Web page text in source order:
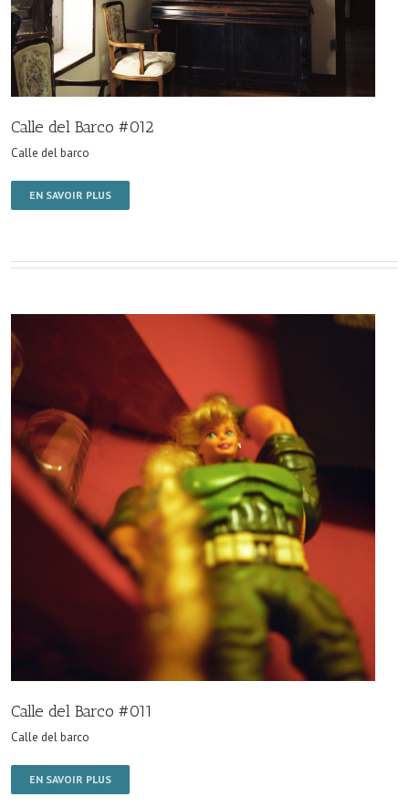
Calle del Barco #012
Calle del barco
EN SAVOIR PLUS
Calle del Barco #011
Calle del barco
EN SAVOIR PLUS